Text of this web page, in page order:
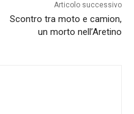
Articolo successivo
Scontro tra moto e camion,
un morto nell’Aretino